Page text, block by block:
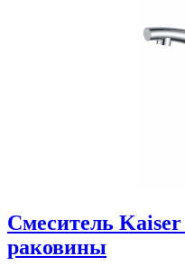
Смеситель Kaiser
раковины